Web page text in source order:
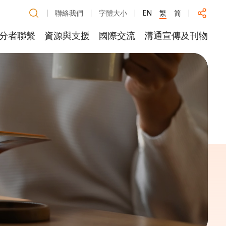
聯絡我們 字體大小 EN 繁 简
者聯繫 資源與支援 國際交流 溝通宣傳及刊物